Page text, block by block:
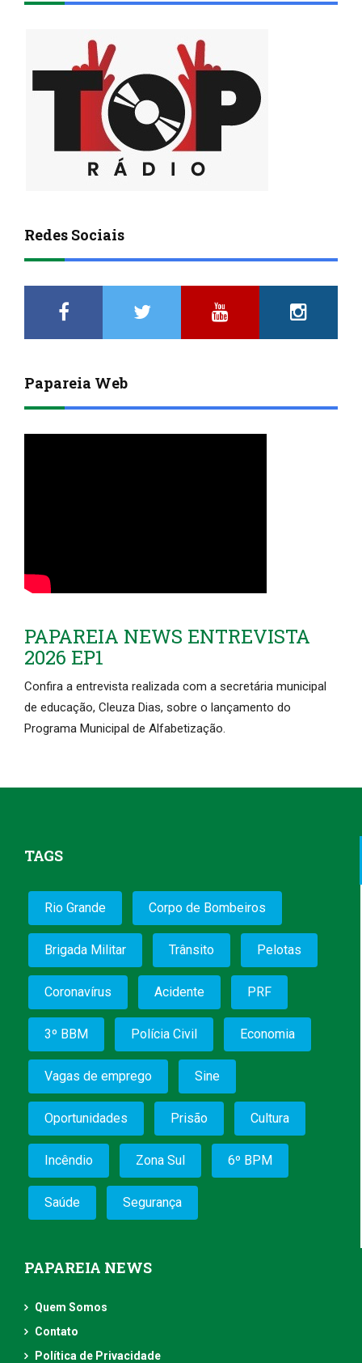
Redes Sociais
Papareia Web
PAPAREIA NEWS ENTREVISTA
2026 EP1
Confira a entrevista realizada com a secretária municipal
de educação, Cleuza Dias, sobre o lançamento do
Programa Municipal de Alfabetização.
TAGS
Rio Grande Corpo de Bombeiros
Brigada Militar Trânsito Pelotas
Coronavírus Acidente PRF
3º BBM Polícia Civil Economia
Vagas de emprego Sine
Oportunidades Prisão Cultura
Incêndio Zona Sul 6º BPM
Saúde Segurança
PAPAREIA NEWS
Quem Somos
Contato
Política de Privacidade